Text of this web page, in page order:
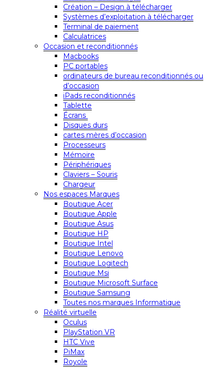
Création – Design à télécharger
Systèmes d’exploitation à télécharger
Terminal de paiement
Calculatrices
Occasion et reconditionnés
Macbooks
PC portables
ordinateurs de bureau reconditionnés ou
d’occasion
iPads reconditionnés
Tablette
Écrans
Disques durs
cartes mères d’occasion
Processeurs
Mémoire
Périphériques
Claviers – Souris
Chargeur
Nos espaces Marques
Boutique Acer
Boutique Apple
Boutique Asus
Boutique HP
Boutique Intel
Boutique Lenovo
Boutique Logitech
Boutique Msi
Boutique Microsoft Surface
Boutique Samsung
Toutes nos marques Informatique
Réalité virtuelle
Oculus
PlayStation VR
HTC Vive
PiMax
Royole